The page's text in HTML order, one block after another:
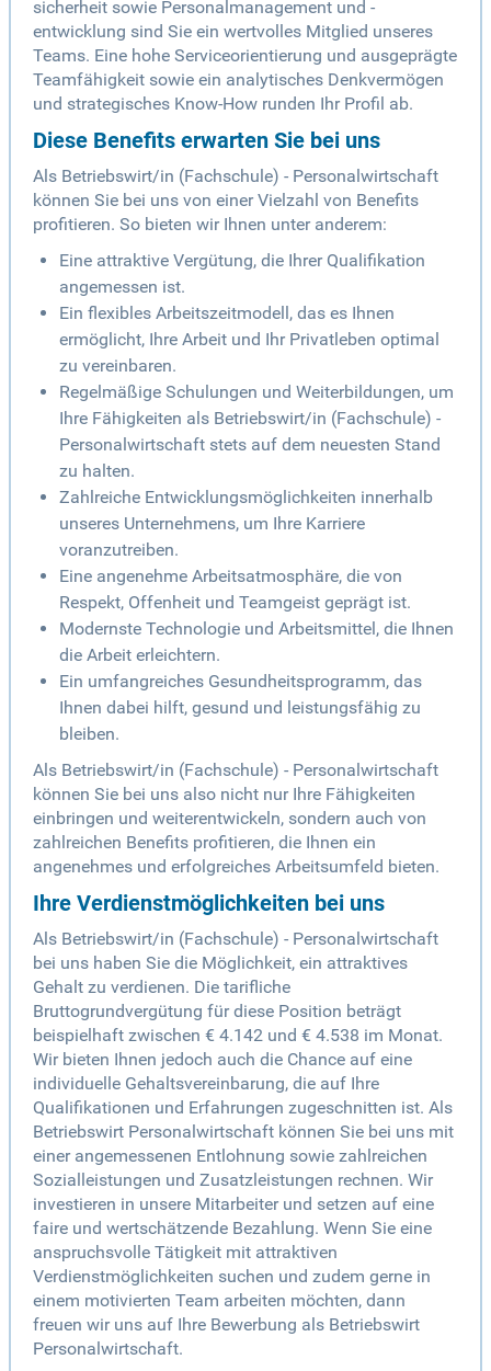
sicherheit sowie Personalmanagement und -
entwicklung sind Sie ein wertvolles Mitglied unseres
Teams. Eine hohe Serviceorientierung und ausgeprägte
Teamfähigkeit sowie ein analytisches Denkvermögen
und strategisches Know-How runden Ihr Profil ab.
Diese Benefits erwarten Sie bei uns
Als Betriebswirt/in (Fachschule) - Personalwirtschaft
können Sie bei uns von einer Vielzahl von Benefits
profitieren. So bieten wir Ihnen unter anderem:
Eine attraktive Vergütung, die Ihrer Qualifikation
angemessen ist.
Ein flexibles Arbeitszeitmodell, das es Ihnen
ermöglicht, Ihre Arbeit und Ihr Privatleben optimal
zu vereinbaren.
Regelmäßige Schulungen und Weiterbildungen, um
Ihre Fähigkeiten als Betriebswirt/in (Fachschule) -
Personalwirtschaft stets auf dem neuesten Stand
zu halten.
Zahlreiche Entwicklungsmöglichkeiten innerhalb
unseres Unternehmens, um Ihre Karriere
voranzutreiben.
Eine angenehme Arbeitsatmosphäre, die von
Respekt, Offenheit und Teamgeist geprägt ist.
Modernste Technologie und Arbeitsmittel, die Ihnen
die Arbeit erleichtern.
Ein umfangreiches Gesundheitsprogramm, das
Ihnen dabei hilft, gesund und leistungsfähig zu
bleiben.
Als Betriebswirt/in (Fachschule) - Personalwirtschaft
können Sie bei uns also nicht nur Ihre Fähigkeiten
einbringen und weiterentwickeln, sondern auch von
zahlreichen Benefits profitieren, die Ihnen ein
angenehmes und erfolgreiches Arbeitsumfeld bieten.
Ihre Verdienstmöglichkeiten bei uns
Als Betriebswirt/in (Fachschule) - Personalwirtschaft
bei uns haben Sie die Möglichkeit, ein attraktives
Gehalt zu verdienen. Die tarifliche
Bruttogrundvergütung für diese Position beträgt
beispielhaft zwischen € 4.142 und € 4.538 im Monat.
Wir bieten Ihnen jedoch auch die Chance auf eine
individuelle Gehaltsvereinbarung, die auf Ihre
Qualifikationen und Erfahrungen zugeschnitten ist. Als
Betriebswirt Personalwirtschaft können Sie bei uns mit
einer angemessenen Entlohnung sowie zahlreichen
Sozialleistungen und Zusatzleistungen rechnen. Wir
investieren in unsere Mitarbeiter und setzen auf eine
faire und wertschätzende Bezahlung. Wenn Sie eine
anspruchsvolle Tätigkeit mit attraktiven
Verdienstmöglichkeiten suchen und zudem gerne in
einem motivierten Team arbeiten möchten, dann
freuen wir uns auf Ihre Bewerbung als Betriebswirt
Personalwirtschaft.